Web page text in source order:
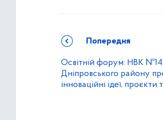
Попередня
Освітній форум: НВК
Дніпровського району
інноваційні ідеї, проєкти